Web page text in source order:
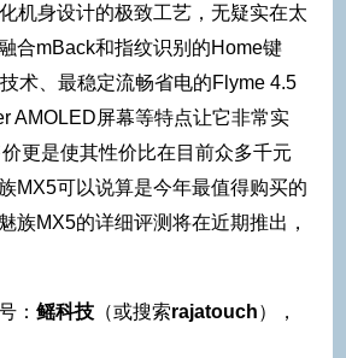
机身设计的极致工艺，无疑实在太
合mBack和指纹识别的Home键
术、最稳定流畅省电的Flyme 4.5
AMOLED屏幕等特点让它非常实
更是使其性价比在目前众多千元
MX5可以说算是今年最值得购买的
族MX5的详细评测将在近期推出，
： 鳐科技 （或搜索rajatouch），